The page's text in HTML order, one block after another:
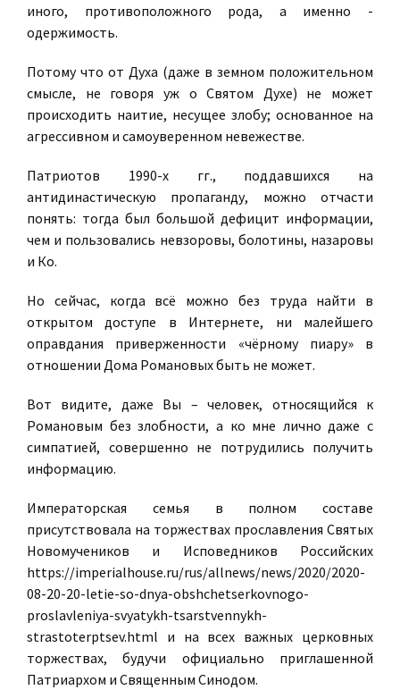
иного, противоположного рода, а именно -
одержимость.
Потому что от Духа (даже в земном положительном
смысле, не говоря уж о Святом Духе) не может
происходить наитие, несущее злобу; основанное на
агрессивном и самоуверенном невежестве.
Патриотов 1990-х гг., поддавшихся на
антидинастическую пропаганду, можно отчасти
понять: тогда был большой дефицит информации,
чем и пользовались невзоровы, болотины, назаровы
и Ко.
Но сейчас, когда всё можно без труда найти в
открытом доступе в Интернете, ни малейшего
оправдания приверженности «чёрному пиару» в
отношении Дома Романовых быть не может.
Вот видите, даже Вы – человек, относящийся к
Романовым без злобности, а ко мне лично даже с
симпатией, совершенно не потрудились получить
информацию.
Императорская семья в полном составе
присутствовала на торжествах прославления Святых
Новомучеников и Исповедников Российских
https://imperialhouse.ru/rus/allnews/news/2020/2020-
08-20-20-letie-so-dnya-obshchetserkovnogo-
proslavleniya-svyatykh-tsarstvennykh-
strastoterptsev.html и на всех важных церковных
торжествах, будучи официально приглашенной
Патриархом и Священным Синодом.